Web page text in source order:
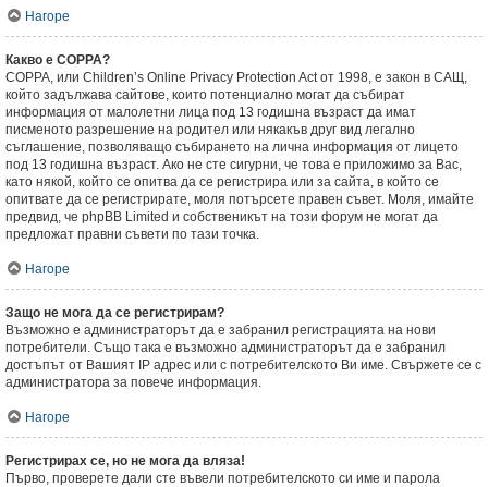
Нагоре
Какво е COPPA?
COPPA, или Children’s Online Privacy Protection Act от 1998, е закон в САЩ,
който задължава сайтове, които потенциално могат да събират
информация от малолетни лица под 13 годишна възраст да имат
писменото разрешение на родител или някакъв друг вид легално
съглашение, позволяващо събирането на лична информация от лицето
под 13 годишна възраст. Ако не сте сигурни, че това е приложимо за Вас,
като някой, който се опитва да се регистрира или за сайта, в който се
опитвате да се регистрирате, моля потърсете правен съвет. Моля, имайте
предвид, че phpBB Limited и собственикът на този форум не могат да
предложат правни съвети по тази точка.
Нагоре
Защо не мога да се регистрирам?
Възможно е администраторът да е забранил регистрацията на нови
потребители. Също така е възможно администраторът да е забранил
достъпът от Вашият IP адрес или с потребителското Ви име. Свържете се с
администратора за повече информация.
Нагоре
Регистрирах се, но не мога да вляза!
Първо, проверете дали сте въвели потребителското си име и парола